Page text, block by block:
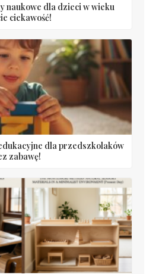
naukowe dla dzieci w wieku
ciekawość!
dla przedszkolaków
zabawę!